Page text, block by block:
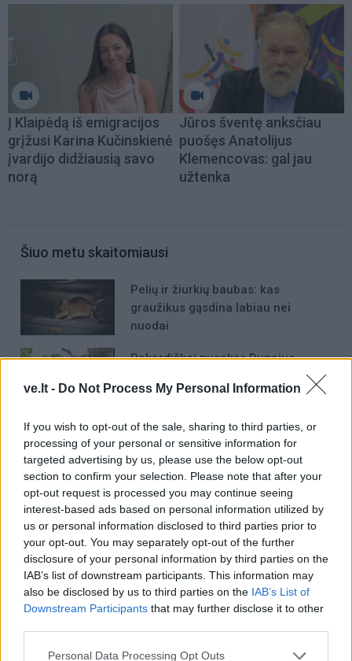
ve.lt - Do Not Process My Personal Information
If you wish to opt-out of the sale, sharing to third parties, or
processing of your personal or sensitive information for
targeted advertising by us, please use the below opt-out
section to confirm your selection. Please note that after your
opt-out request is processed you may continue seeing
interest-based ads based on personal information utilized by
us or personal information disclosed to third parties prior to
your opt-out. You may separately opt-out of the further
disclosure of your personal information by third parties on the
IAB’s list of downstream participants. This information may
also be disclosed by us to third parties on the IAB’s List of
Downstream Participants that may further disclose it to other
Personal Data Processing Opt Outs
Į Klaipėdą iš emigracijos
grįžusi Karina Kučinskienė
įvardijo didžiausią savo
norą
Jūros šventę anksčiau
puošęs Anatolijus
Klemencovas: gal jau
užtenka
Šiuo metu skaitomiausi
Pelių ir žiurkių baubas: kas
graužikus gąsdina labiau nei
nuodai
Rekordiškai nusekęs Dunojus
atidengė II pasaulinio karo laikų
radinius
Kam reikalingas trečiasis skalbimo
mašinos skyrelis: daugelis jį
sumaišo
Raktažodžiai klaipėdos akvarelės